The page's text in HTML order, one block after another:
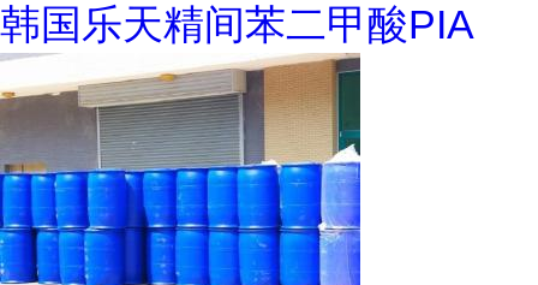
韩国乐天精间苯二甲酸PIA